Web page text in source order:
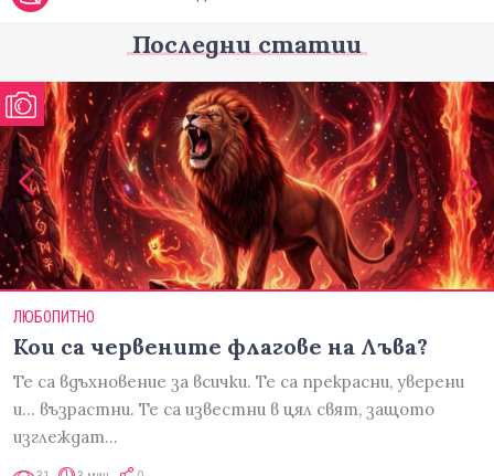
Последни статии
ЛЮБОПИТНО
Кои са червените флагове на Лъва?
Те са вдъхновение за всички. Те са прекрасни, уверени
и... възрастни. Те са известни в цял свят, защото
изглеждат…